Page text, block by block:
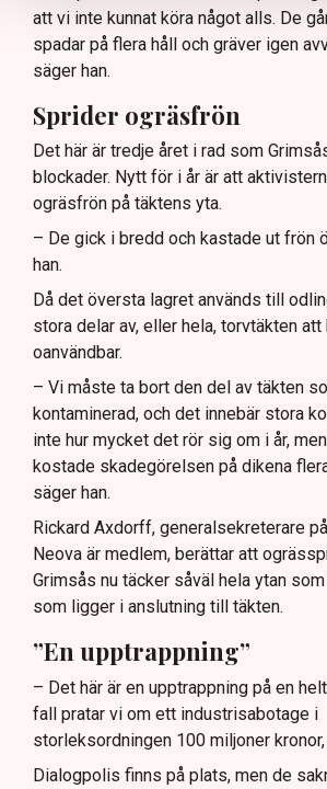
att vi inte kunnat köra något alls. De
spadar på flera håll och gräver igen
säger han.
Sprider ogräsfrön
Det här är tredje året i rad som
blockader. Nytt för i år är att
ogräsfrön på täktens yta.
– De gick i bredd och kastade ut frön
han.
Då det översta lagret används till
stora delar av, eller hela, torvtäkten
oanvändbar.
– Vi måste ta bort den del av täkten
kontaminerad, och det innebär stora
inte hur mycket det rör sig om i år,
kostade skadegörelsen på dikena
säger han.
Rickard Axdorff, generalsekreterare
Neova är medlem, berättar att
Grimsås nu täcker såväl hela ytan
som ligger i anslutning till täkten.
”En upptrappning”
– Det här är en upptrappning på en
fall pratar vi om ett industrisabotage i
storleksordningen 100 miljoner kronor,
Dialogpolis finns på plats, men de